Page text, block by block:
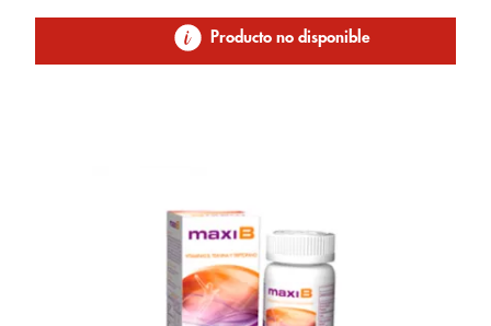
Producto no disponible